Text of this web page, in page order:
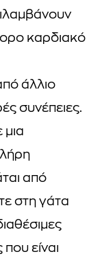
καρδιακό
άλλιο
συνέπειες.
μια
από
στη γάτα
που είναι